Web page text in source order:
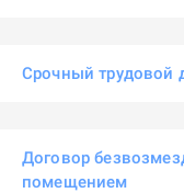
Срочный трудовой
Договор
помещением